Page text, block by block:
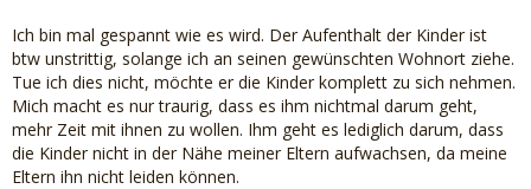
Ich bin mal gespannt wie es wird. Der Aufenthalt der Kinder ist
btw unstrittig, solange ich an seinen gewünschten Wohnort ziehe.
Tue ich dies nicht, möchte er die Kinder komplett zu sich nehmen.
Mich macht es nur traurig, dass es ihm nichtmal darum geht,
mehr Zeit mit ihnen zu wollen. Ihm geht es lediglich darum, dass
die Kinder nicht in der Nähe meiner Eltern aufwachsen, da meine
Eltern ihn nicht leiden können.